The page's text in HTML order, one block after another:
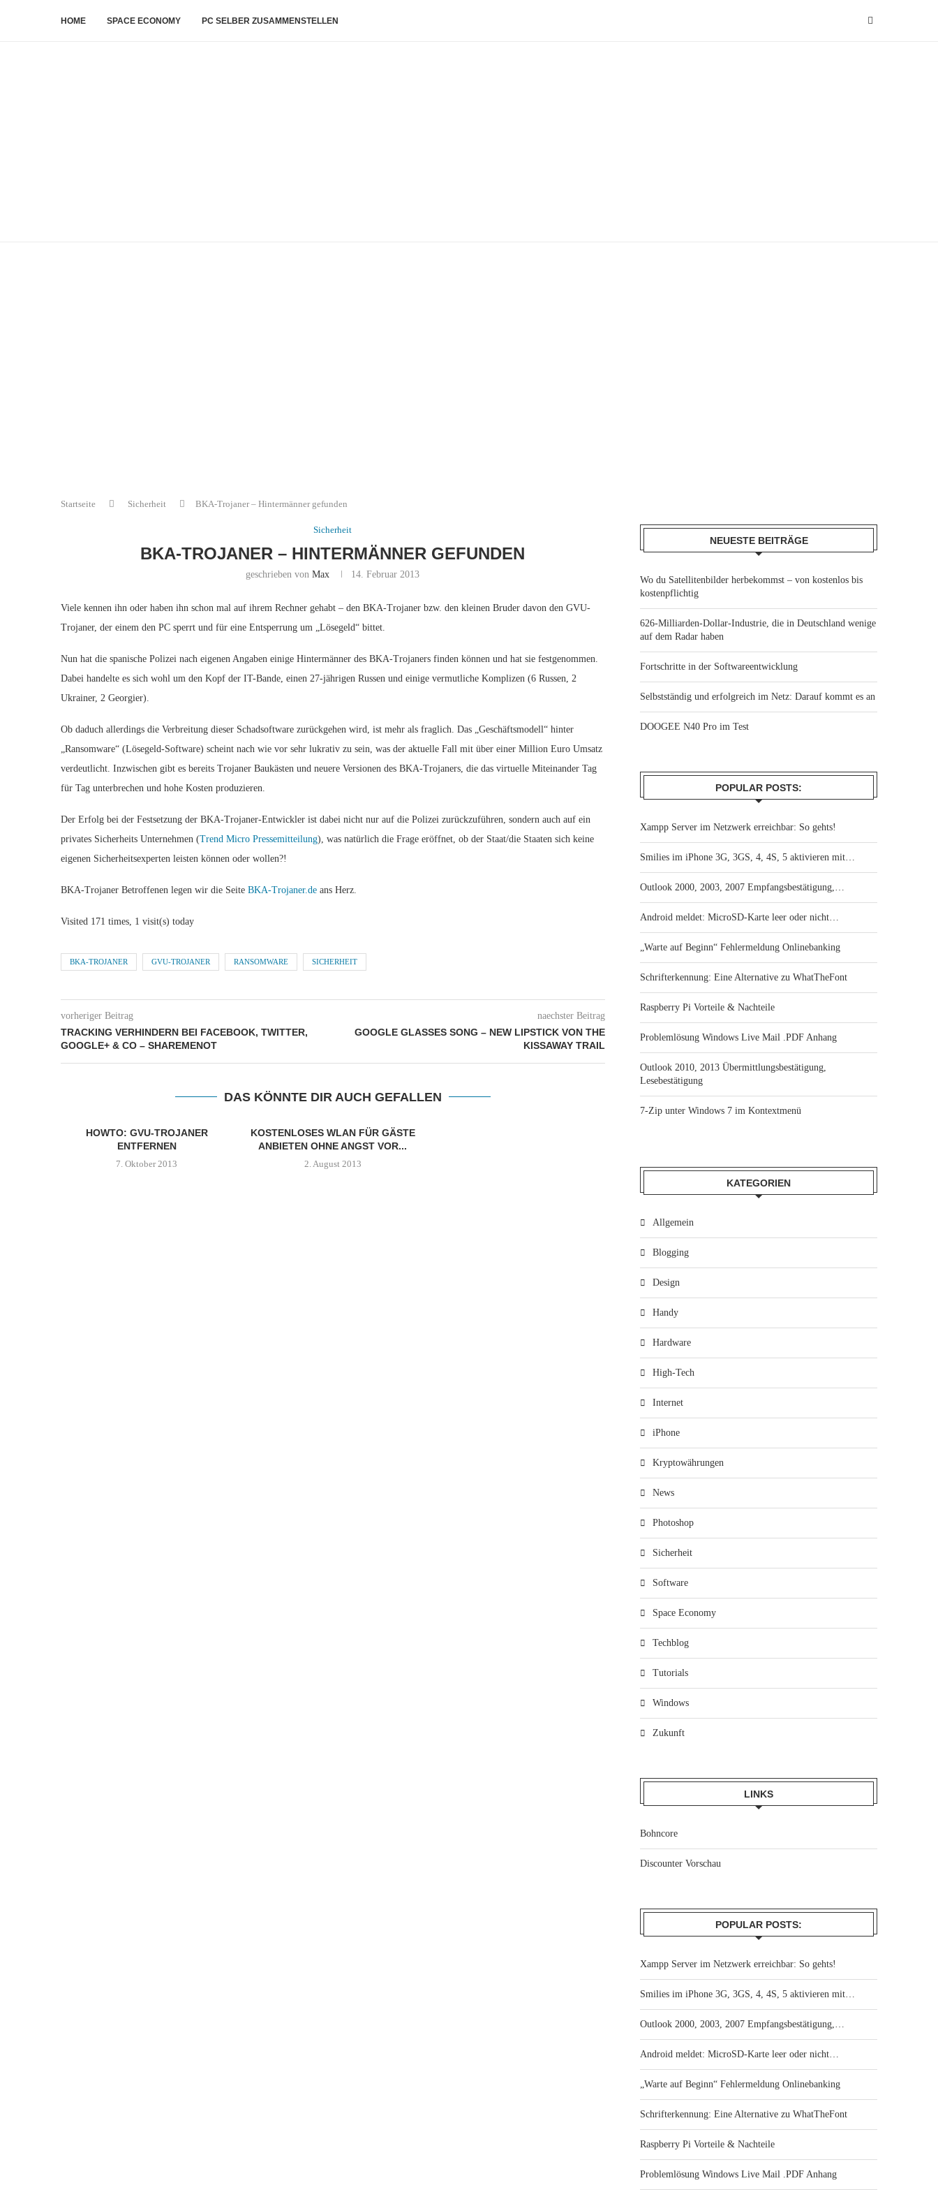
HOME SPACE ECONOMY PC SELBER ZUSAMMENSTELLEN
Startseite Sicherheit BKA-Trojaner – Hintermänner gefunden
Sicherheit
BKA-TROJANER – HINTERMÄNNER GEFUNDEN
geschrieben vonMax 14. Februar 2013
Viele kennen ihn oder haben ihn schon mal auf ihrem Rechner gehabt – den BKA-Trojaner bzw. den kleinen Bruder davon den GVU-
Trojaner, der einem den PC sperrt und für eine Entsperrung um „Lösegeld“ bittet.
Nun hat die spanische Polizei nach eigenen Angaben einige Hintermänner des BKA-Trojaners finden können und hat sie festgenommen.
Dabei handelte es sich wohl um den Kopf der IT-Bande, einen 27-jährigen Russen und einige vermutliche Komplizen (6 Russen, 2
Ukrainer, 2 Georgier).
Ob daduch allerdings die Verbreitung dieser Schadsoftware zurückgehen wird, ist mehr als fraglich. Das „Geschäftsmodell“ hinter
„Ransomware“ (Lösegeld-Software) scheint nach wie vor sehr lukrativ zu sein, was der aktuelle Fall mit über einer Million Euro Umsatz
verdeutlicht. Inzwischen gibt es bereits Trojaner Baukästen und neuere Versionen des BKA-Trojaners, die das virtuelle Miteinander Tag
für Tag unterbrechen und hohe Kosten produzieren.
Der Erfolg bei der Festsetzung der BKA-Trojaner-Entwickler ist dabei nicht nur auf die Polizei zurückzuführen, sondern auch auf ein
privates Sicherheits Unternehmen (Trend Micro Pressemitteilung), was natürlich die Frage eröffnet, ob der Staat/die Staaten sich keine
eigenen Sicherheitsexperten leisten können oder wollen?!
BKA-Trojaner Betroffenen legen wir die Seite BKA-Trojaner.de ans Herz.
Visited 171 times, 1 visit(s) today
BKA-TROJANER GVU-TROJANER RANSOMWARE SICHERHEIT
vorheriger Beitrag
TRACKING VERHINDERN BEI FACEBOOK, TWITTER,
GOOGLE+ & CO – SHAREMENOT
naechster Beitrag
GOOGLE GLASSES SONG – NEW LIPSTICK VON THE
KISSAWAY TRAIL
DAS KÖNNTE DIR AUCH GEFALLEN
HOWTO: GVU-TROJANER
ENTFERNEN
7. Oktober 2013
KOSTENLOSES WLAN FÜR GÄSTE
ANBIETEN OHNE ANGST VOR...
2. August 2013
NEUESTE BEITRÄGE
Wo du Satellitenbilder herbekommst – von kostenlos bis
kostenpflichtig
626-Milliarden-Dollar-Industrie, die in Deutschland wenige
auf dem Radar haben
Fortschritte in der Softwareentwicklung
Selbstständig und erfolgreich im Netz: Darauf kommt es an
DOOGEE N40 Pro im Test
POPULAR POSTS:
Xampp Server im Netzwerk erreichbar: So gehts!
Smilies im iPhone 3G, 3GS, 4, 4S, 5 aktivieren mit…
Outlook 2000, 2003, 2007 Empfangsbestätigung,…
Android meldet: MicroSD-Karte leer oder nicht…
„Warte auf Beginn“ Fehlermeldung Onlinebanking
Schrifterkennung: Eine Alternative zu WhatTheFont
Raspberry Pi Vorteile & Nachteile
Problemlösung Windows Live Mail .PDF Anhang
Outlook 2010, 2013 Übermittlungsbestätigung,
Lesebestätigung
7-Zip unter Windows 7 im Kontextmenü
KATEGORIEN
Allgemein
Blogging
Design
Handy
Hardware
High-Tech
Internet
iPhone
Kryptowährungen
News
Photoshop
Sicherheit
Software
Space Economy
Techblog
Tutorials
Windows
Zukunft
LINKS
Bohncore
Discounter Vorschau
POPULAR POSTS:
Xampp Server im Netzwerk erreichbar: So gehts!
Smilies im iPhone 3G, 3GS, 4, 4S, 5 aktivieren mit…
Outlook 2000, 2003, 2007 Empfangsbestätigung,…
Android meldet: MicroSD-Karte leer oder nicht…
„Warte auf Beginn“ Fehlermeldung Onlinebanking
Schrifterkennung: Eine Alternative zu WhatTheFont
Raspberry Pi Vorteile & Nachteile
Problemlösung Windows Live Mail .PDF Anhang